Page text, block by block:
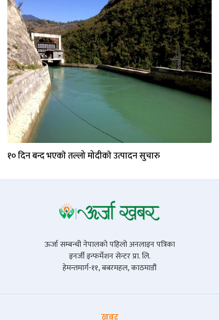
१० दिन बन्द भएकाे तल्लो मोदीकाे उत्पादन सुचारु
ऊर्जा सम्बन्धी नेपालको पहिलो अनलाइन पत्रिका
इनर्जी इन्फर्मेशन सेन्टर प्रा. लि.
हेमन्तमार्ग-११, बबरमहल, काठमाडौं
खबर